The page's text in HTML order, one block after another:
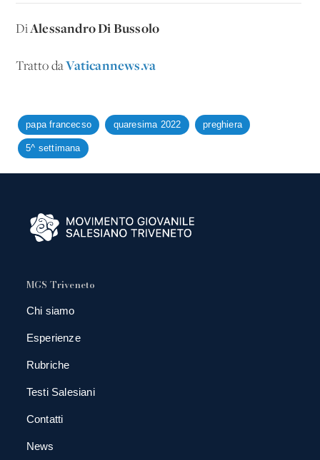
DiAlessandro Di Bussolo
Tratto daVaticannews.va
papa francecso quaresima 2022 preghiera
5^ settimana
MGS Triveneto
Chi siamo
Esperienze
Rubriche
Testi Salesiani
Contatti
News